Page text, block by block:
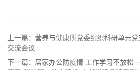
上一篇：营养与健康所党委组织科研单元
交流会议
下一篇：居家办公防疫情 工作学习不放